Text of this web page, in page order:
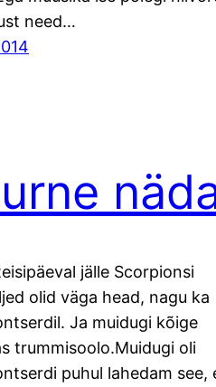
need…
jälle Scorpionsi
olid väga head, nagu ka
Ja muidugi kõige
trummisoolo.Muidugi oli
puhul lahedam see,